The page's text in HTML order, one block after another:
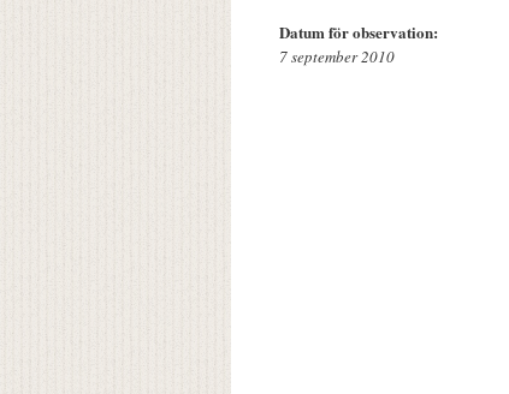
Datum för observation:
7 september 2010